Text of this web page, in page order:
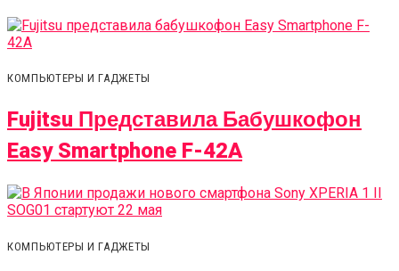
КОМПЬЮТЕРЫ И ГАДЖЕТЫ
Fujitsu Представила Бабушкофон
Easy Smartphone F-42A
КОМПЬЮТЕРЫ И ГАДЖЕТЫ